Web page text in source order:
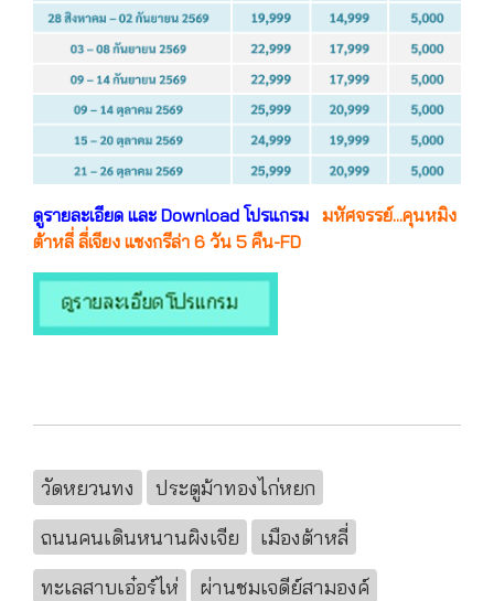
ดูรายละเอียด และ Download โปรแกรม มหัศจรรย์...คุนหมิง
ต้าหลี่ ลี่เจียง แชงกรีล่า 6 วัน 5 คืน-FD
วัดหยวนทง
ประตูม้าทองไก่หยก
ถนนคนเดินหนานผิงเจีย
เมืองต้าหลี่
ทะเลสาบเอ๋อร์ไห่
ผ่านชมเจดีย์สามองค์